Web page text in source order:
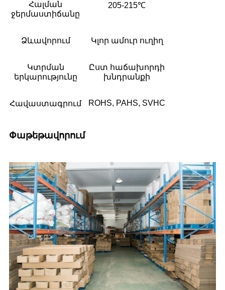
Հալման
ջերմաստիճանը
205-215℃
Ձևավորում Կլոր ամուր ուղիղ
Կտրման
երկարությունը
Ըստ հաճախորդի
խնդրանքի
Հավաստագրում ROHS, PAHS, SVHC
Փաթեթավորում